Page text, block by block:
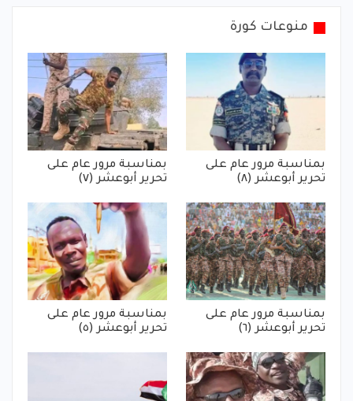
منوعات كورة
بمناسبة مرور عام على
تحرير أبوعشر (٨)
بمناسبة مرور عام على
تحرير أبوعشر (٧)
بمناسبة مرور عام على
تحرير أبوعشر (٦)
بمناسبة مرور عام على
تحرير أبوعشر (٥)